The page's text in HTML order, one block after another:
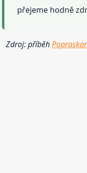
přejeme hodně
Zdroj: příběh